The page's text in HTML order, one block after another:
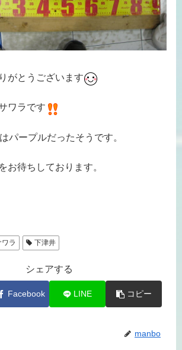
がとうございます
ワラです
パープルだったそうです。
お待ちしております。
ワラ 下津井
シェアする
Facebook LINE コピー
manbo